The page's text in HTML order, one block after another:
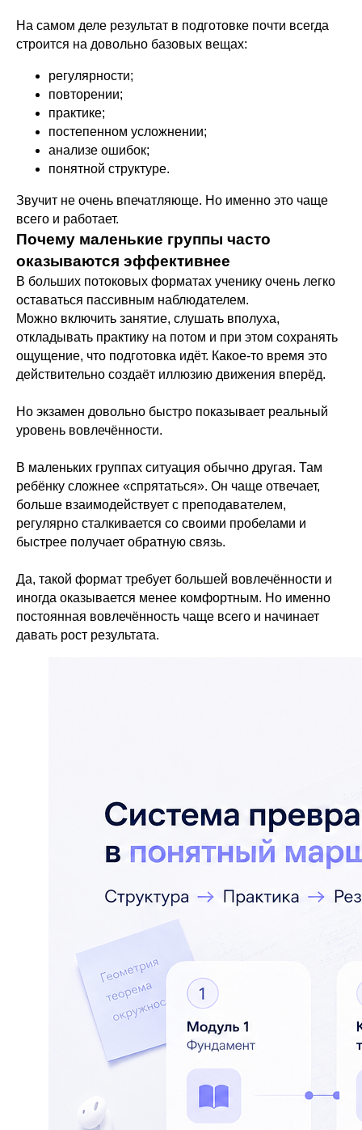
На самом деле результат в подготовке почти всегда
строится на довольно базовых вещах:
регулярности;
повторении;
практике;
постепенном усложнении;
анализе ошибок;
понятной структуре.
Звучит не очень впечатляюще. Но именно это чаще
всего и работает.
Почему маленькие группы часто
оказываются эффективнее
В больших потоковых форматах ученику очень легко
оставаться пассивным наблюдателем.
Можно включить занятие, слушать вполуха,
откладывать практику на потом и при этом сохранять
ощущение, что подготовка идёт. Какое-то время это
действительно создаёт иллюзию движения вперёд.
Но экзамен довольно быстро показывает реальный
уровень вовлечённости.
В маленьких группах ситуация обычно другая. Там
ребёнку сложнее «спрятаться». Он чаще отвечает,
больше взаимодействует с преподавателем,
регулярно сталкивается со своими пробелами и
быстрее получает обратную связь.
Да, такой формат требует большей вовлечённости и
иногда оказывается менее комфортным. Но именно
постоянная вовлечённость чаще всего и начинает
давать рост результата.